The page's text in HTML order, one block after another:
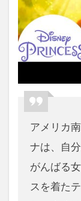
アメリカ
ナは、自
がんばる
スを着た